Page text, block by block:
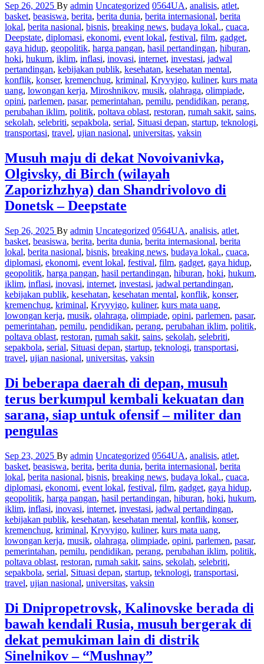
Sep 26, 2025 By admin Uncategorized 0564UA, analisis, atlet,
basket, beasiswa, berita, berita dunia, berita internasional, berita
lokal, berita nasional, bisnis, breaking news, budaya lokal., cuaca,
Deepstate, diplomasi, ekonomi, event lokal, festival, film, gadget,
gaya hidup, geopolitik, harga pangan, hasil pertandingan, hiburan,
hoki, hukum, iklim, inflasi, inovasi, internet, investasi, jadwal
pertandingan, kebijakan publik, kesehatan, kesehatan mental,
konflik, konser, kremenchug, kriminal, Kryvyigo, kuliner, kurs mata
uang, lowongan kerja, Miroshnikov, musik, olahraga, olimpiade,
opini, parlemen, pasar, pemerintahan, pemilu, pendidikan, perang,
perubahan iklim, politik, poltava oblast, restoran, rumah sakit, sains,
sekolah, selebriti, sepakbola, serial, Situasi depan, startup, teknologi,
transportasi, travel, ujian nasional, universitas, vaksin
Musuh maju di dekat Novoivanivka,
Olgivsky, di Birch (wilayah
Zaporizhzhya) dan Shandrivolovo di
Donetsk – Deepstate
Sep 26, 2025 By admin Uncategorized 0564UA, analisis, atlet,
basket, beasiswa, berita, berita dunia, berita internasional, berita
lokal, berita nasional, bisnis, breaking news, budaya lokal., cuaca,
diplomasi, ekonomi, event lokal, festival, film, gadget, gaya hidup,
geopolitik, harga pangan, hasil pertandingan, hiburan, hoki, hukum,
iklim, inflasi, inovasi, internet, investasi, jadwal pertandingan,
kebijakan publik, kesehatan, kesehatan mental, konflik, konser,
kremenchug, kriminal, Kryvyigo, kuliner, kurs mata uang,
lowongan kerja, musik, olahraga, olimpiade, opini, parlemen, pasar,
pemerintahan, pemilu, pendidikan, perang, perubahan iklim, politik,
poltava oblast, restoran, rumah sakit, sains, sekolah, selebriti,
sepakbola, serial, Situasi depan, startup, teknologi, transportasi,
travel, ujian nasional, universitas, vaksin
Di beberapa daerah di depan, musuh
terus berkumpul kembali kekuatan dan
sarana, siap untuk ofensif – militer dan
pengulas
Sep 23, 2025 By admin Uncategorized 0564UA, analisis, atlet,
basket, beasiswa, berita, berita dunia, berita internasional, berita
lokal, berita nasional, bisnis, breaking news, budaya lokal., cuaca,
diplomasi, ekonomi, event lokal, festival, film, gadget, gaya hidup,
geopolitik, harga pangan, hasil pertandingan, hiburan, hoki, hukum,
iklim, inflasi, inovasi, internet, investasi, jadwal pertandingan,
kebijakan publik, kesehatan, kesehatan mental, konflik, konser,
kremenchug, kriminal, Kryvyigo, kuliner, kurs mata uang,
lowongan kerja, musik, olahraga, olimpiade, opini, parlemen, pasar,
pemerintahan, pemilu, pendidikan, perang, perubahan iklim, politik,
poltava oblast, restoran, rumah sakit, sains, sekolah, selebriti,
sepakbola, serial, Situasi depan, startup, teknologi, transportasi,
travel, ujian nasional, universitas, vaksin
Di Dnipropetrovsk, Kalinovske berada di
bawah kendali Rusia, musuh bergerak di
dekat pemukiman lain di distrik
Sinelnikov – “Mushnay”